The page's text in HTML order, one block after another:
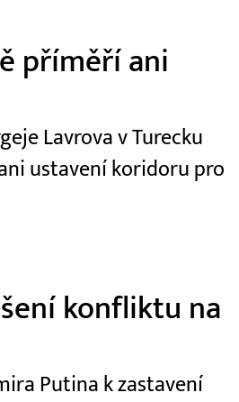
příměří ani
Lavrova v Turecku
ustavení koridoru pro
konfliktu na
Putina k zastavení